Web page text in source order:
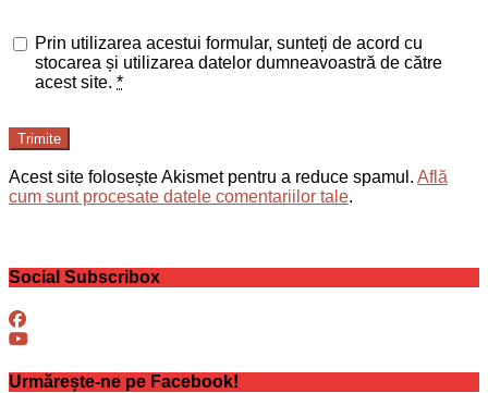
Prin utilizarea acestui formular, sunteți de acord cu
stocarea și utilizarea datelor dumneavoastră de către
acest site. *
Trimite
Acest site folosește Akismet pentru a reduce spamul. Află
cum sunt procesate datele comentariilor tale.
Social Subscribox
Urmărește-ne pe Facebook!